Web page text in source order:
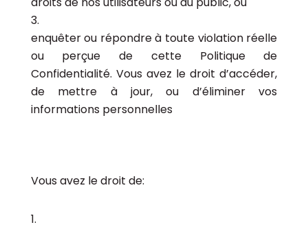
enquêter ou répondre à toute violation réelle
ou perçue de cette Politique de
Confidentialité. Vous avez le droit d’accéder,
de mettre à jour, ou d’éliminer vos
informations personnelles
Vous avez le droit de: